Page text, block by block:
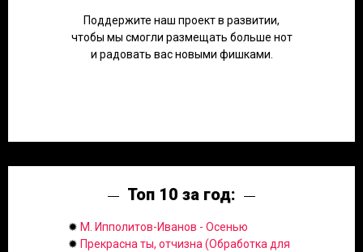
Поддержите наш проект в развитии,
чтобы мы смогли размещать больше нот
и радовать вас новыми фишками.
Топ 10 за год:
✹ М. Ипполитов-Иванов - Осенью
✹ Прекрасна ты, отчизна (Обработка для